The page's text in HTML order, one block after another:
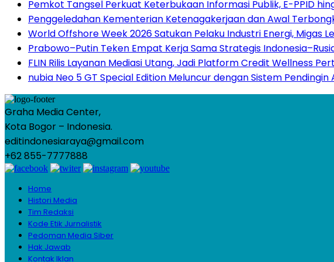
Pemkot Tangsel Perkuat Keterbukaan Informasi Publik, E-PPID
Penggeledahan Kementerian Ketenagakerjaan dan Awal
World Offshore Week 2026 Satukan Pelaku Industri Energi, Migas
Prabowo–Putin Teken Empat Kerja Sama Strategis
FLIN Rilis Layanan Mediasi Utang, Jadi Platform Credit Wellness
nubia Neo 5 GT Special Edition Meluncur dengan Sistem
Graha Media Center,
Kota Bogor – Indonesia.
editindonesiaraya@gmail.com
+62 855-7777888
Home
Histori Media
Tim Redaksi
Kode Etik Jurnalistik
Pedoman Media Siber
Hak Jawab
Kontak Iklan